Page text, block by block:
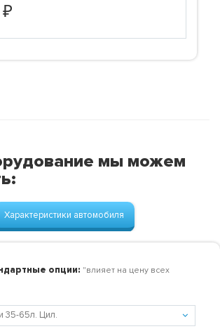
₽
мы можем
Характеристики автомобиля
опции: "влияет на цену всех